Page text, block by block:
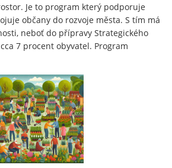
Je to program který podporuje
občany do rozvoje města. S tím má
neboť do přípravy Strategického
7 procent obyvatel. Program